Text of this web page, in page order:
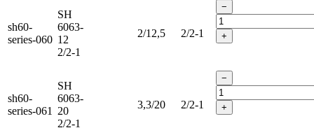
sh60-
series-060
SH
6063-
12
2/2-1
2/12,5 2/2-1
−
+
sh60-
series-061
SH
6063-
20
2/2-1
3,3/20 2/2-1
−
+